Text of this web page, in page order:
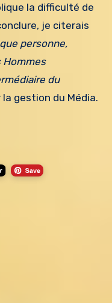
la difficulté de
je citerais
personne,
Hommes
du
gestion du Média.